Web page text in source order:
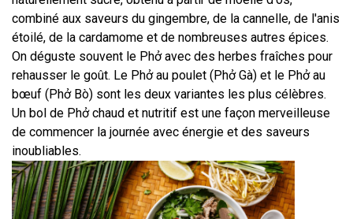
combiné aux saveurs du gingembre, de la cannelle, de l'anis
étoilé, de la cardamome et de nombreuses autres épices.
On déguste souvent le Phở avec des herbes fraîches pour
rehausser le goût. Le Phở au poulet (Phở Gà) et le Phở au
bœuf (Phở Bò) sont les deux variantes les plus célèbres.
Un bol de Phở chaud et nutritif est une façon merveilleuse
de commencer la journée avec énergie et des saveurs
inoubliables.